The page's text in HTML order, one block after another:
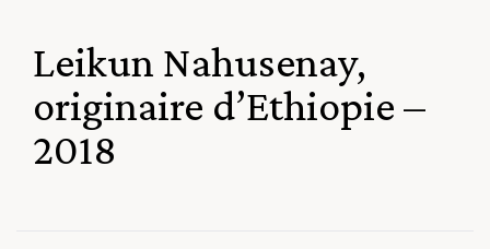
Leikun Nahusenay,
originaire d’Ethiopie –
2018